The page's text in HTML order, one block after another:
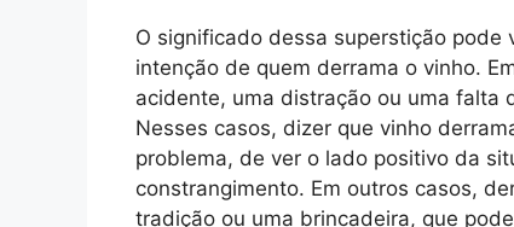
O significado dessa superstição
intenção de quem derrama o vinho.
acidente, uma distração ou uma falta
Nesses casos, dizer que vinho
problema, de ver o lado positivo da
constrangimento. Em outros casos,
tradição ou uma brincadeira, que